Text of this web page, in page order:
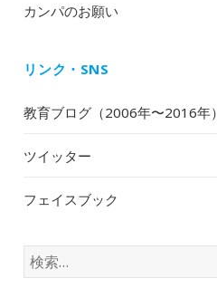
カンパのお願い
リンク・SNS
教育ブログ（2006年〜2016年）
ツイッター
フェイスブック
検
索: